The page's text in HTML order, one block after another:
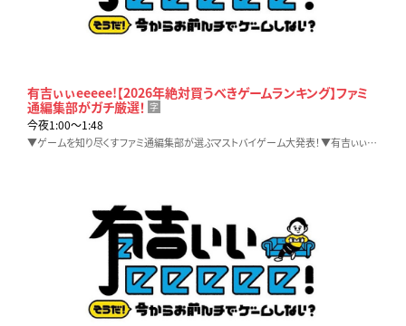
有吉ぃぃeeeee!【2026年絶対買うべきゲームランキング】ファミ
通編集部がガチ厳選！ 字
今夜1:00〜1:48
▼ゲームを知り尽くすファミ通編集部が選ぶマストバイゲーム大発表！▼有吉ぃぃファミリー再現トモコレで大はしゃぎ▼有吉大興奮の注目作＆編集部も驚愕の超衝撃作とは！？